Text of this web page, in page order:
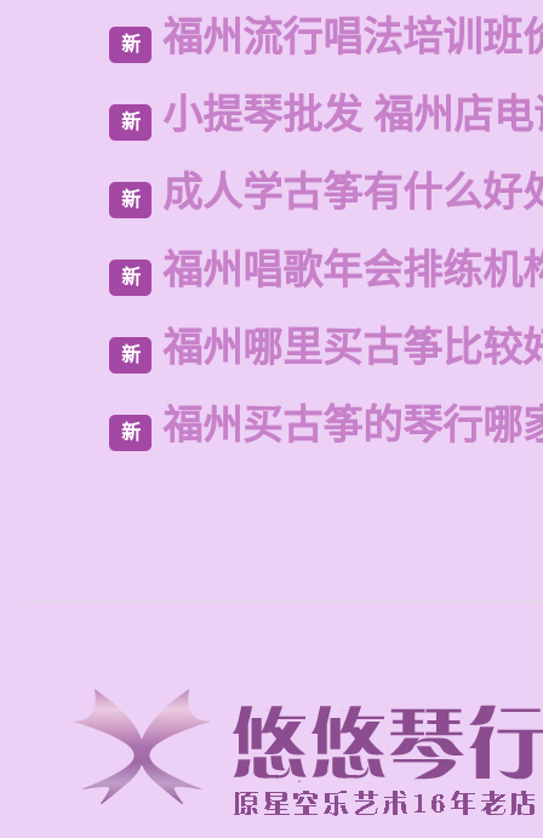
新 福州流行唱法培训班
新 小提琴批发 福州店
新 成人学古筝有什么好
新 福州唱歌年会排练机
新 福州哪里买古筝比较
新 福州买古筝的琴行哪